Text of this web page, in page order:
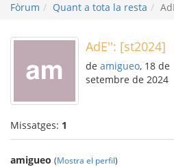
Fòrum Quant a tota la resta
AdE'': [st2024]
de amigueo, 18 de
setembre de 2024
Missatges: 1
amigueo (Mostra el perfil)